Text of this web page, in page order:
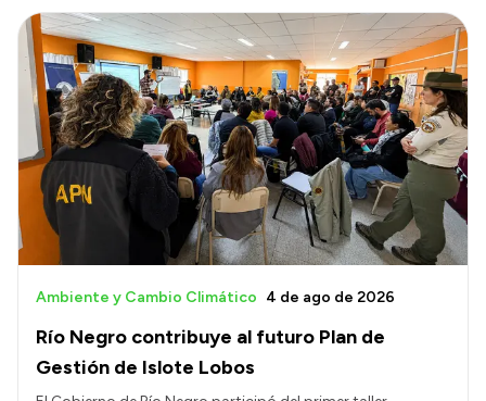
Río Negro contribuye al futuro Plan de
Gestión de Islote Lobos
Ambiente y Cambio Climático 4 de ago de 2026